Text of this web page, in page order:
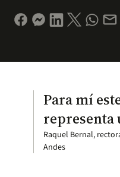
Para mí
representa
Raquel Bernal,
Andes